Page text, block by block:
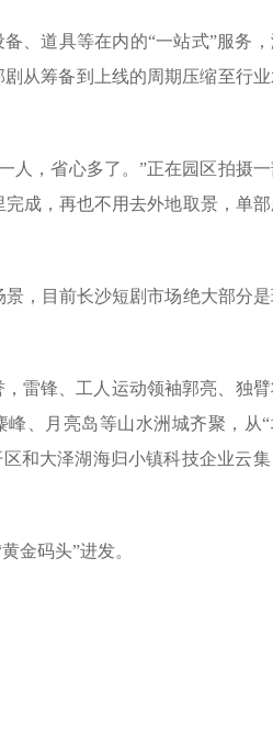
、道具等在内的“一站式”服务，
从筹备到上线的周期压缩至行
人，省心多了。”正在园区拍摄
成，再也不用去外地取景，单
，目前长沙短剧市场绝大部分
雷锋、工人运动领袖郭亮、独
、月亮岛等山水洲城齐聚，从
和大泽湖海归小镇科技企业云集
金码头”进发。